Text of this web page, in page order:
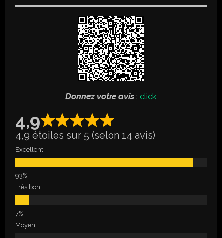
Donnez votre avis : click
4,9
4,9 étoiles sur 5 (selon 14 avis)
Excellent
Très bon
Moyen